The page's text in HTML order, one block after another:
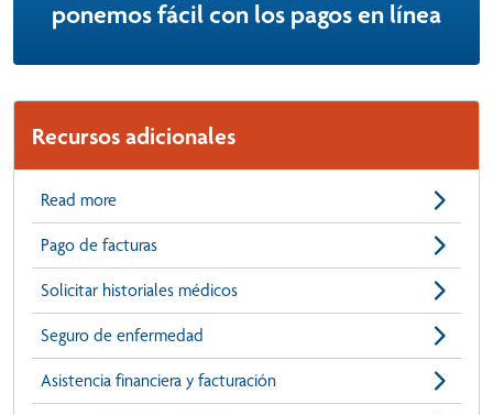
ponemos fácil con los pagos en línea
Recursos adicionales
Read more
Pago de facturas
Solicitar historiales médicos
Seguro de enfermedad
Asistencia financiera y facturación